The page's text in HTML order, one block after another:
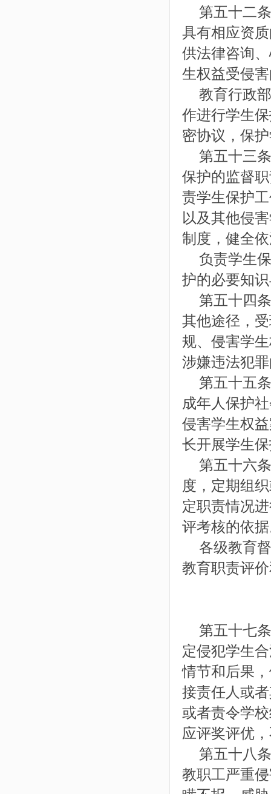
第五十二条
具有相应资
供法律咨询
生权益受侵
教育行政部
作进行学生
密协议，保
第五十三条
保护的监督
责学生保护
以及其他侵
制度，健全
负责学生保
护的必要知
第五十四条
其他途径，
规、侵害学
涉嫌违法犯
第五十五条
成年人保护
侵害学生权
长开展学生
第五十六条
度，定期组
定职责情况
评考核的依
各级教育督
教育职责评
第五十七条
定侵犯学生
情节和后果
接责任人或
或者责令学
应评奖评优
第五十八条
教职工严重